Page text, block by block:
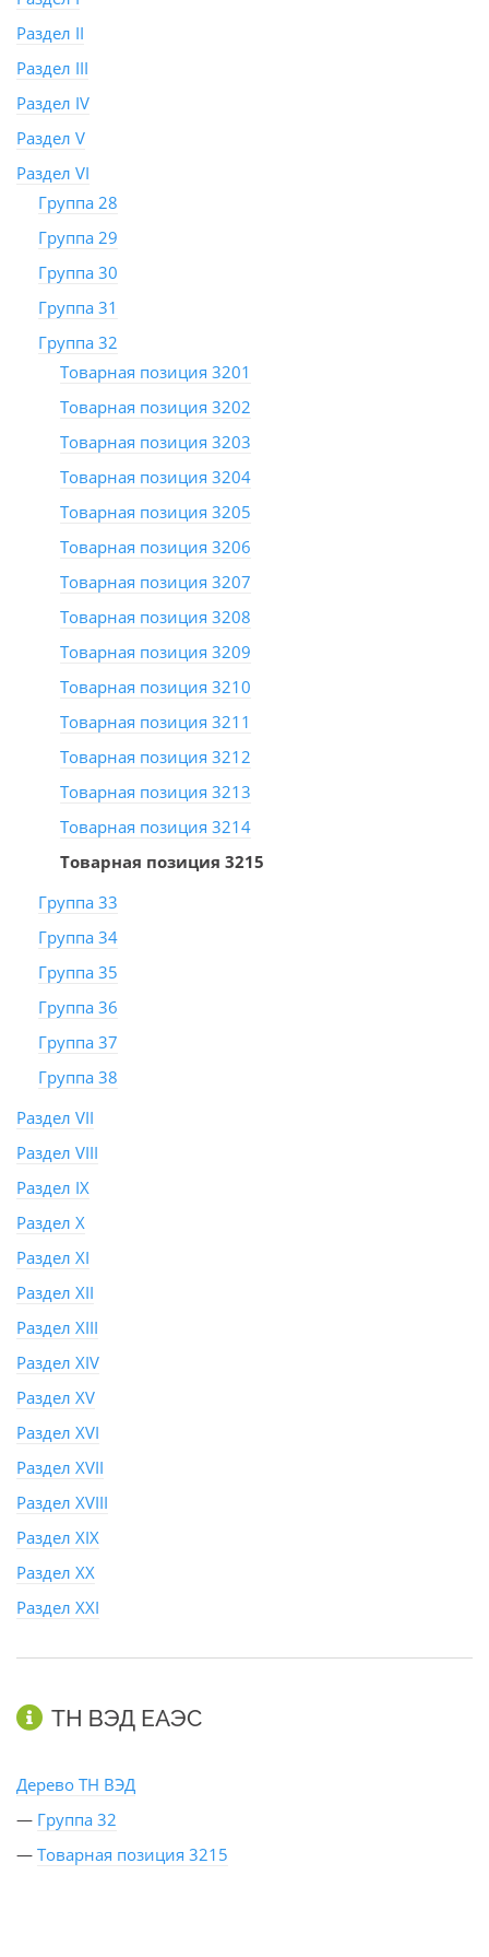
Раздел II
Раздел III
Раздел IV
Раздел V
Раздел VI
Группа 28
Группа 29
Группа 30
Группа 31
Группа 32
Товарная позиция 3201
Товарная позиция 3202
Товарная позиция 3203
Товарная позиция 3204
Товарная позиция 3205
Товарная позиция 3206
Товарная позиция 3207
Товарная позиция 3208
Товарная позиция 3209
Товарная позиция 3210
Товарная позиция 3211
Товарная позиция 3212
Товарная позиция 3213
Товарная позиция 3214
Товарная позиция 3215
Группа 33
Группа 34
Группа 35
Группа 36
Группа 37
Группа 38
Раздел VII
Раздел VIII
Раздел IX
Раздел X
Раздел XI
Раздел XII
Раздел XIII
Раздел XIV
Раздел XV
Раздел XVI
Раздел XVII
Раздел XVIII
Раздел XIX
Раздел XX
Раздел XXI
ТН ВЭД ЕАЭС
Дерево ТН ВЭД
— Группа 32
— Товарная позиция 3215